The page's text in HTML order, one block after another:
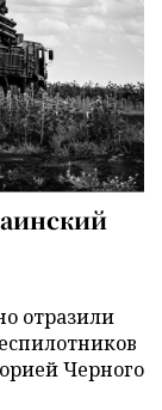
отразили
Черного